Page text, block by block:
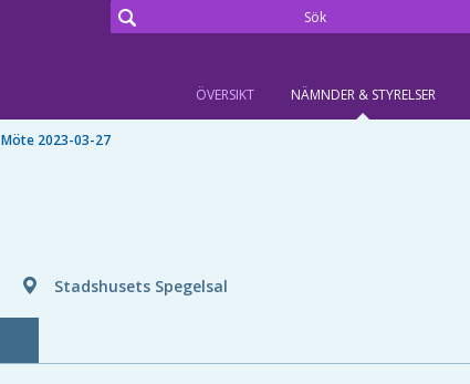
ÖVERSIKT NÄMNDER & STYRELSER
Möte 2023-03-27
Stadshusets Spegelsal